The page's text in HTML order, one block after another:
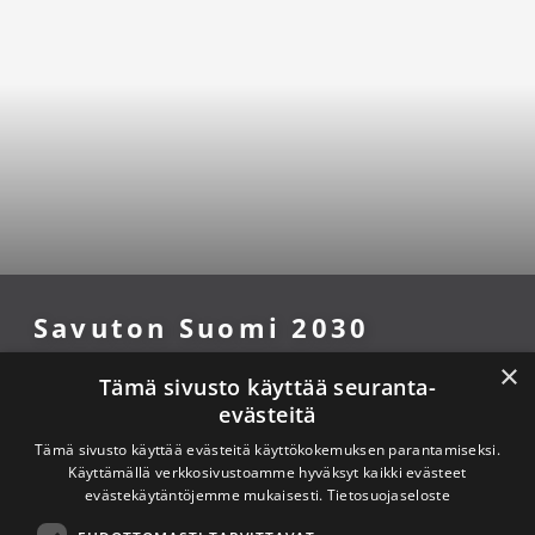
Savuton Suomi 2030
Savuton Suomi 2030 -verkoston toiminnan
tavoitteena on tupakaton ja nikotiiniton Suomi.
Yhteystiedot
×
Tämä sivusto käyttää seuranta-
evästeitä
Tämä sivusto käyttää evästeitä käyttökokemuksen parantamiseksi.
Käyttämällä verkkosivustoamme hyväksyt kaikki evästeet
evästekäytäntöjemme mukaisesti. Tietosuojaseloste